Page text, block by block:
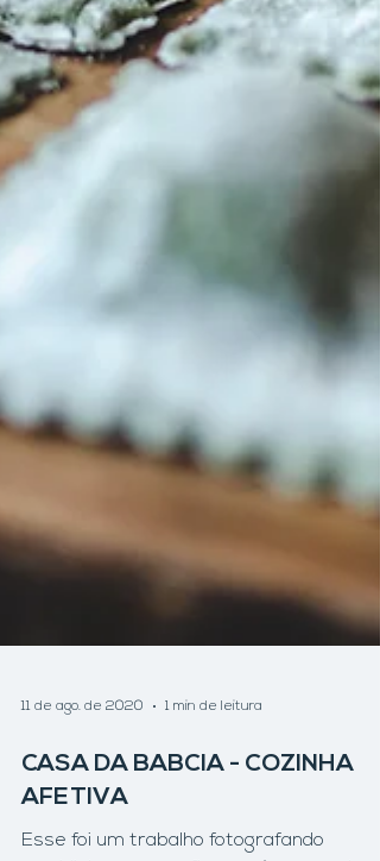
CASA DA BABCIA - COZINHA
AFETIVA